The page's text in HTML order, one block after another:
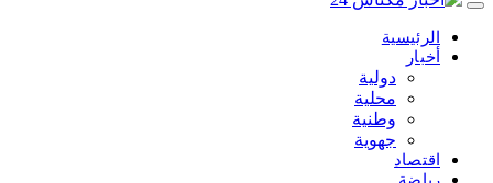
الرئيسية
أخبار
دولية
محلية
وطنية
جهوية
اقتصاد
رياضة